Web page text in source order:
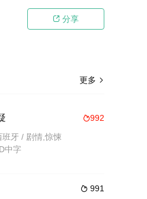
 分享
更多 
992
班牙 / 剧情,惊悚
中字
 991